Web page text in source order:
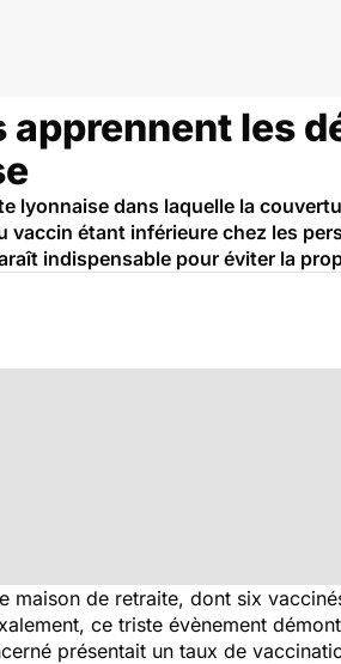
apprennent les
lyonnaise dans laquelle la
vaccin étant inférieure chez les
indispensable pour éviter la
maison de retraite, dont six
ce triste évènement
présentait un taux de